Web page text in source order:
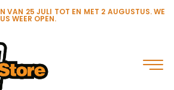
VAN 25 JULI TOT EN MET 2 AUGUSTUS. WE
WEER OPEN.